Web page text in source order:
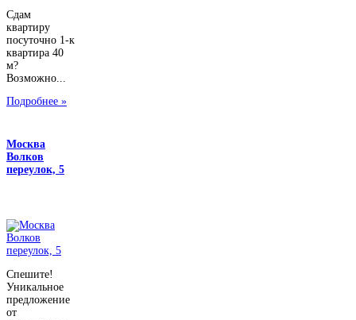
Сдам
квартиру
посуточно 1-к
квартира 40
м?
Возможно...
Подробнее »
Москва
Волков
переулок, 5
Спешите!
Уникальное
предложение
от